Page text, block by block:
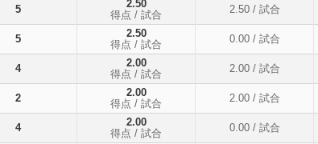
5
2.50
得点 / 試合 2.50/ 試合
5
2.50
得点 / 試合 0.00/ 試合
4
2.00
得点 / 試合 2.00/ 試合
2
2.00
得点 / 試合 2.00/ 試合
4
2.00
得点 / 試合 0.00/ 試合